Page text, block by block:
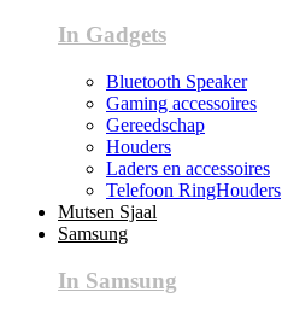
In Gadgets
Bluetooth Speaker
Gaming accessoires
Gereedschap
Houders
Laders en accessoires
Telefoon RingHouders
Mutsen Sjaal
Samsung
In Samsung